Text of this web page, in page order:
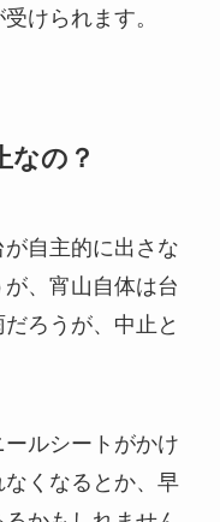
けられます。
なの？
自主的に出さな
、宵山自体は台
ろうが、 中止と
ルシートがかけ
くなるとか、早